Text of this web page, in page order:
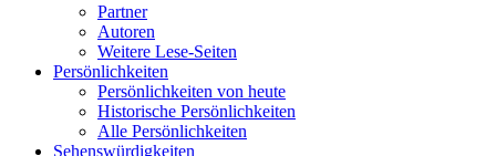
Partner
Autoren
Weitere Lese-Seiten
Persönlichkeiten
Persönlichkeiten von heute
Historische Persönlichkeiten
Alle Persönlichkeiten
Sehenswürdigkeiten